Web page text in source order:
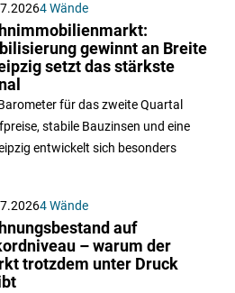
4 Wände
gewinnt an Breite
setzt das stärkste
für das zweite Quartal
stabile Bauzinsen und eine
entwickelt sich besonders
4 Wände
auf
– warum der
trotzdem unter Druck